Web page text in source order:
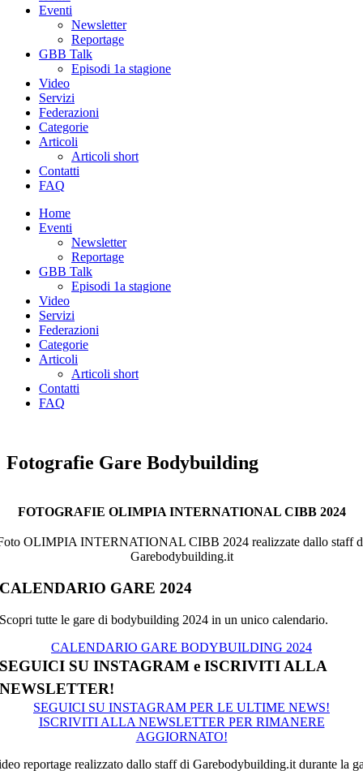
Eventi
Newsletter
Reportage
GBB Talk
Episodi 1a stagione
Video
Servizi
Federazioni
Categorie
Articoli
Articoli short
Contatti
FAQ
Home
Eventi
Newsletter
Reportage
GBB Talk
Episodi 1a stagione
Video
Servizi
Federazioni
Categorie
Articoli
Articoli short
Contatti
FAQ
Fotografie Gare Bodybuilding
FOTOGRAFIE OLIMPIA INTERNATIONAL CIBB 2024
OLIMPIA INTERNATIONAL CIBB 2024 realizzate dallo staff
Garebodybuilding.it
CALENDARIO GARE 2024
Scopri tutte le gare di bodybuilding 2024 in un unico calendario.
CALENDARIO GARE BODYBUILDING 2024
SEGUICI SU INSTAGRAM e ISCRIVITI ALLA
NEWSLETTER!
SEGUICI SU INSTAGRAM PER LE ULTIME NEWS!
ISCRIVITI ALLA NEWSLETTER PER RIMANERE
AGGIORNATO!
reportage realizzato dallo staff di Garebodybuilding.it durante la